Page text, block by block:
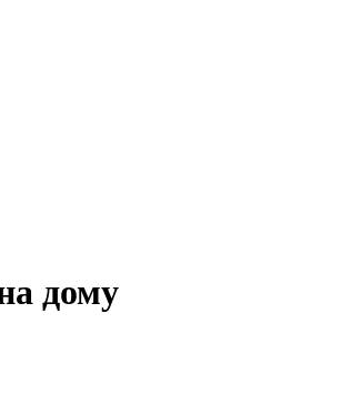
дому